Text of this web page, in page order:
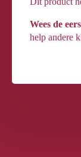
Wees de
help andere